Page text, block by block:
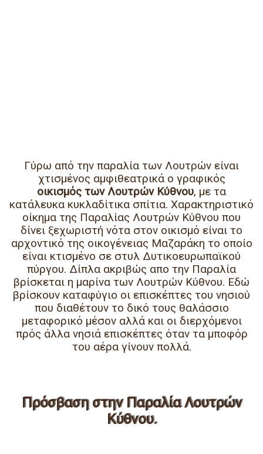
Γύρω από την παραλία των Λουτρών είναι
χτισμένος αμφιθεατρικά ο γραφικός
οικισμός των Λουτρών Κύθνου, με τα
κατάλευκα κυκλαδίτικα σπίτια. Χαρακτηριστικό
οίκημα της Παραλίας Λουτρών Κύθνου που
δίνει ξεχωριστή νότα στον οικισμό είναι το
αρχοντικό της οικογένειας Μαζαράκη το οποίο
είναι κτισμένο σε στυλ Δυτικοευρωπαϊκού
πύργου. Δίπλα ακριβώς απο την Παραλία
βρίσκεται η μαρίνα των Λουτρών Κύθνου. Εδώ
βρίσκουν καταφύγιο οι επισκέπτες του νησιού
που διαθέτουν το δικό τους θαλάσσιο
μεταφορικό μέσον αλλά και οι διερχόμενοι
πρός άλλα νησιά επισκέπτες όταν τα μποφόρ
του αέρα γίνουν πολλά.
Πρόσβαση στην Παραλία Λουτρών
Κύθνου.